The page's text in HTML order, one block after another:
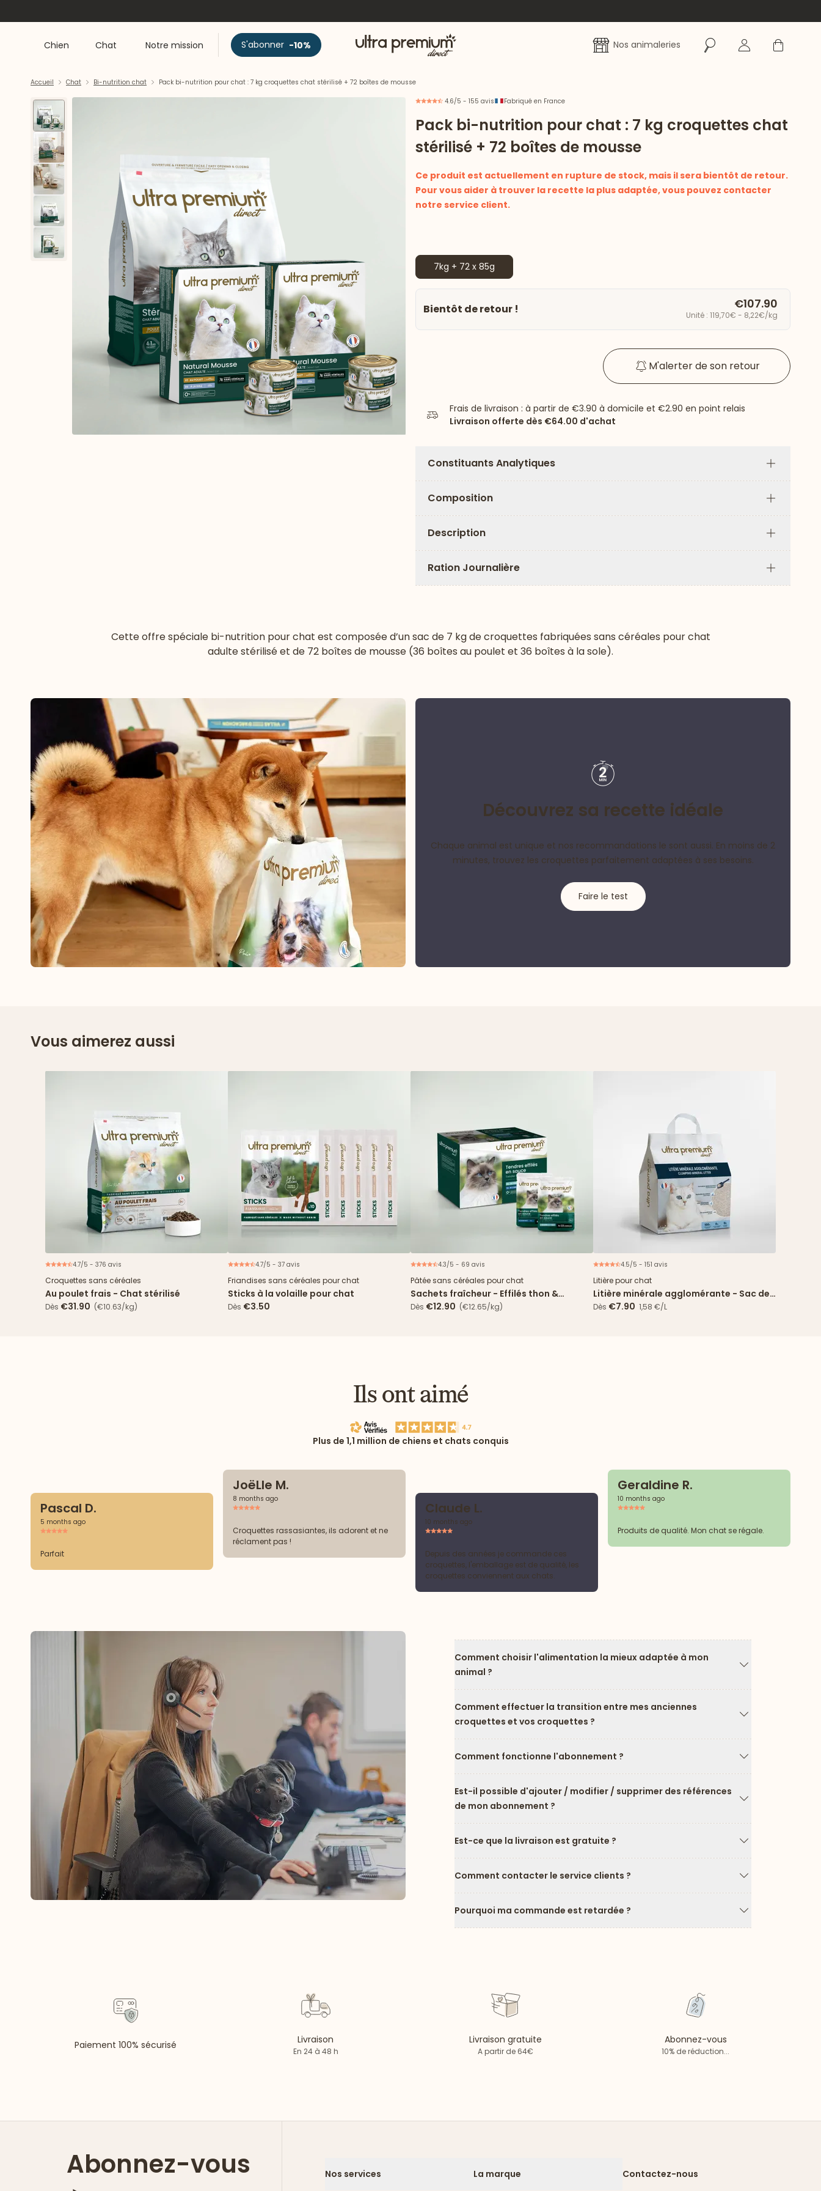
Chien Chat Notre mission S'abonner -10% Accueil Nos animaleries RechercherSe connecter
Panier
Accueil Chat Bi-nutrition chat Pack bi-nutrition pour chat : 7 kg croquettes chat stérilisé + 72 boîtes de mousse
4.6/5 - 155 avis Fabriqué en France
Pack bi-nutrition pour chat : 7 kg croquettes chat
stérilisé + 72 boîtes de mousse
Ce produit est actuellement en rupture de stock, mais il sera bientôt de retour.
Pour vous aider à trouver la recette la plus adaptée, vous pouvez contacter
notre service client.
7kg + 72 x 85g
Bientôt de retour ! €107.90
Unité : 119,70€ - 8,22€/kg
M'alerter de son retour
Frais de livraison : à partir de €3.90 à domicile et €2.90 en point relais
Livraison offerte dès €64.00 d'achat
Constituants Analytiques
Plus
Composition
Plus
Description
Plus
Ration Journalière
Plus
Cette offre spéciale bi-nutrition pour chat est composée d’un sac de 7 kg de croquettes fabriquées sans céréales pour chat
adulte stérilisé et de 72 boîtes de mousse (36 boîtes au poulet et 36 boîtes à la sole).
Découvrez sa recette idéale
Chaque animal est unique et nos recommandations le sont aussi. En moins de 2
minutes, trouvez les croquettes parfaitement adaptées à ses besoins.
Faire le test
Vous aimerez aussi
4.7/5 - 376 avis
Croquettes sans céréales
Au poulet frais - Chat stérilisé
Dès €31.90 (€10.63/kg)
4.7/5 - 37 avis
Friandises sans céréales pour chat
Sticks à la volaille pour chat
Dès €3.50
4.3/5 - 69 avis
Pâtée sans céréales pour chat
Sachets fraîcheur - Effilés thon &
cabillaud en sauce
Dès €12.90 (€12.65/kg)
4.5/5 - 151 avis
Litière pour chat
Litière minérale agglomérante - Sac de
5L
Dès €7.90 1,58 €/L
Ils ont aimé
Plus de 1,1 million de chiens et chats conquis
Pascal D.
5 months ago
Parfait
JoëLle M.
8 months ago
Croquettes rassasiantes, ils adorent et ne
réclament pas !
Claude L.
10 months ago
Depuis des années je commande ces
croquettes, l'emballage est de qualité, les
croquettes conviennent aux chats.
Geraldine R.
10 months ago
Produits de qualité. Mon chat se régale.
Comment choisir l'alimentation la mieux adaptée à mon
animal ?
Comment effectuer la transition entre mes anciennes
croquettes et vos croquettes ?
Comment fonctionne l'abonnement ?
Flèche vers le
Est-il possible d'ajouter / modifier / supprimer des références
de mon abonnement ?
Est-ce que la livraison est gratuite ?
Flèche vers le
Comment contacter le service clients ?
Flèche vers le
Pourquoi ma commande est retardée ?
Flèche vers le
Paiement 100% sécurisé Livraison
En 24 à 48 h
Livraison gratuite
A partir de 64€
Abonnez-vous
10% de réduction...
Abonnez-vous
Nos services La marque
Contactez-nous